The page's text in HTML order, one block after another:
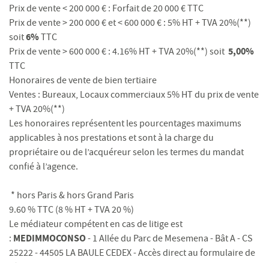
Prix de vente < 200 000 € : Forfait de 20 000 € TTC
Prix de vente > 200 000 € et < 600 000 € : 5% HT + TVA 20%(**)
soit6%TTC
Prix de vente > 600 000 € : 4.16% HT + TVA 20%(**) soit 5,00%
TTC
Honoraires de vente de bien tertiaire
Ventes : Bureaux, Locaux commerciaux 5% HT du prix de vente
+ TVA 20%(**)
Les honoraires représentent les pourcentages maximums
applicables à nos prestations et sont à la charge du
propriétaire ou de l’acquéreur selon les termes du mandat
confié à l’agence.
* hors Paris & hors Grand Paris
9.60 % TTC (8 % HT + TVA 20 %)
Le médiateur compétent en cas de litige est
: MEDIMMOCONSO- 1 Allée du Parc de Mesemena - Bât A - CS
25222 - 44505 LA BAULE CEDEX - Accès direct au formulaire de